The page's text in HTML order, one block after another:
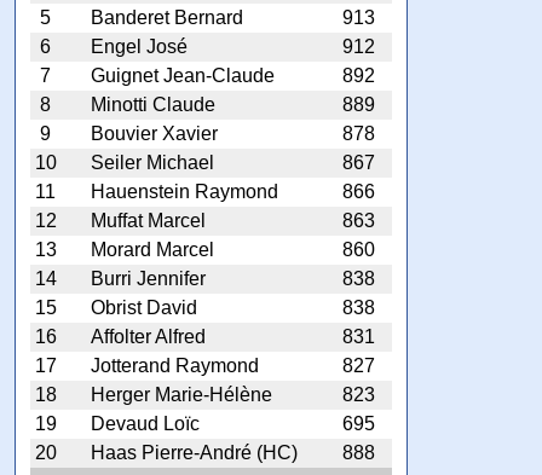
5
Banderet Bernard
913
6
Engel José
912
7
Guignet Jean-Claude
892
8
Minotti Claude
889
9
Bouvier Xavier
878
10
Seiler Michael
867
11
Hauenstein Raymond
866
12
Muffat Marcel
863
13
Morard Marcel
860
14
Burri Jennifer
838
15
Obrist David
838
16
Affolter Alfred
831
17
Jotterand Raymond
827
18
Herger Marie-Hélène
823
19
Devaud Loïc
695
20
Haas Pierre-André (HC) 888